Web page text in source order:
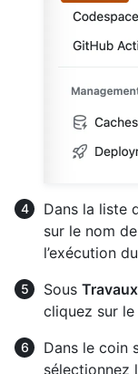
Dans la liste
sur le nom
l’exécution
Sous Travaux
cliquez sur
Dans le coin
sélectionnez